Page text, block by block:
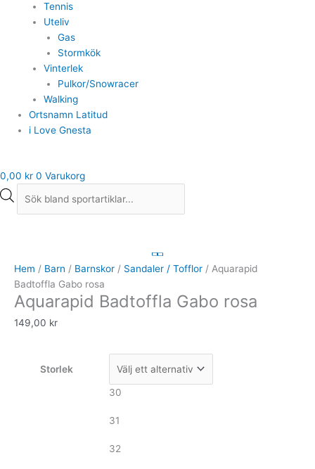
Tennis
Uteliv
Gas
Stormkök
Vinterlek
Pulkor/Snowracer
Walking
Ortsnamn Latitud
i Love Gnesta
0,00 kr 0 Varukorg
Hem / Barn / Barnskor / Sandaler / Tofflor / Aquarapid
Badtoffla Gabo rosa
Aquarapid Badtoffla Gabo rosa
149,00 kr
Storlek
30
31
32
Gabo
rosa
mängd